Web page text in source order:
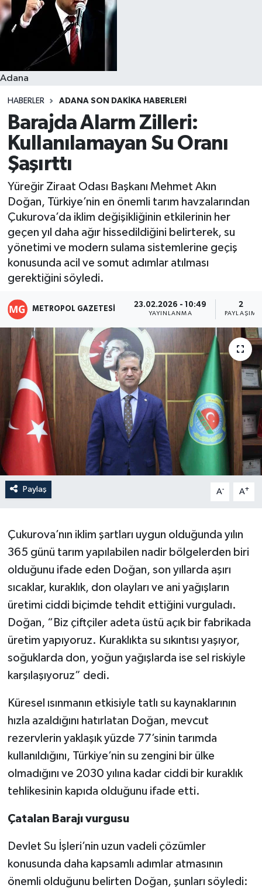
Adana
HABERLER ADANA SON DAKIKA HABERLERI
Barajda Alarm Zilleri:
Kullanılamayan Su Oranı
Şaşırttı
Yüreğir Ziraat Odası Başkanı Mehmet Akın
Doğan, Türkiye’nin en önemli tarım havzalarından
Çukurova’da iklim değişikliğinin etkilerinin her
geçen yıl daha ağır hissedildiğini belirterek, su
yönetimi ve modern sulama sistemlerine geçiş
konusunda acil ve somut adımlar atılması
gerektiğini söyledi.
METROPOL GAZETESI 23.02.2026 - 10:49
YAYINLANMA
2
PAYLAŞIM
Paylaş A- A+
Çukurova’nın iklim şartları uygun olduğunda yılın
365 günü tarım yapılabilen nadir bölgelerden biri
olduğunu ifade eden Doğan, son yıllarda aşırı
sıcaklar, kuraklık, don olayları ve ani yağışların
üretimi ciddi biçimde tehdit ettiğini vurguladı.
Doğan, “Biz çiftçiler adeta üstü açık bir fabrikada
üretim yapıyoruz. Kuraklıkta su sıkıntısı yaşıyor,
soğuklarda don, yoğun yağışlarda ise sel riskiyle
karşılaşıyoruz” dedi.
Küresel ısınmanın etkisiyle tatlı su kaynaklarının
hızla azaldığını hatırlatan Doğan, mevcut
rezervlerin yaklaşık yüzde 77’sinin tarımda
kullanıldığını, Türkiye’nin su zengini bir ülke
olmadığını ve 2030 yılına kadar ciddi bir kuraklık
tehlikesinin kapıda olduğunu ifade etti.
Çatalan Barajı vurgusu
Devlet Su İşleri’nin uzun vadeli çözümler
konusunda daha kapsamlı adımlar atmasının
önemli olduğunu belirten Doğan, şunları söyledi:
Resmi İlanlar